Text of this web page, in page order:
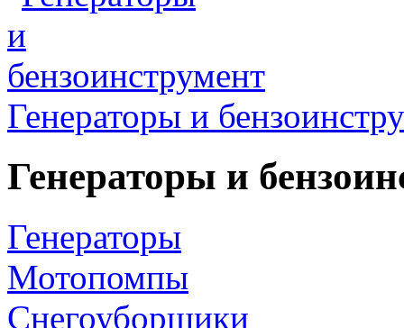
Генераторы и
Генераторы и
Генераторы
Мотопомпы
Снегоуборщики